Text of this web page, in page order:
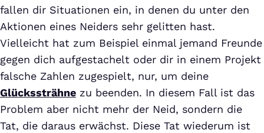
fallen dir Situationen ein, in denen du unter den
Aktionen eines Neiders sehr gelitten hast.
Vielleicht hat zum Beispiel einmal jemand Freunde
gegen dich aufgestachelt oder dir in einem Projekt
falsche Zahlen zugespielt, nur, um deine
Glückssträhne zu beenden. In diesem Fall ist das
Problem aber nicht mehr der Neid, sondern die
Tat, die daraus erwächst. Diese Tat wiederum ist